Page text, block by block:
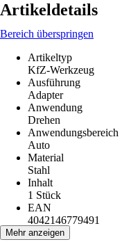
Artikeldetails
Bereich überspringen
Artikeltyp
KfZ-Werkzeug
Ausführung
Adapter
Anwendung
Drehen
Anwendungsbereich
Auto
Material
Stahl
Inhalt
1 Stück
EAN
4042146779491
Mehr anzeigen